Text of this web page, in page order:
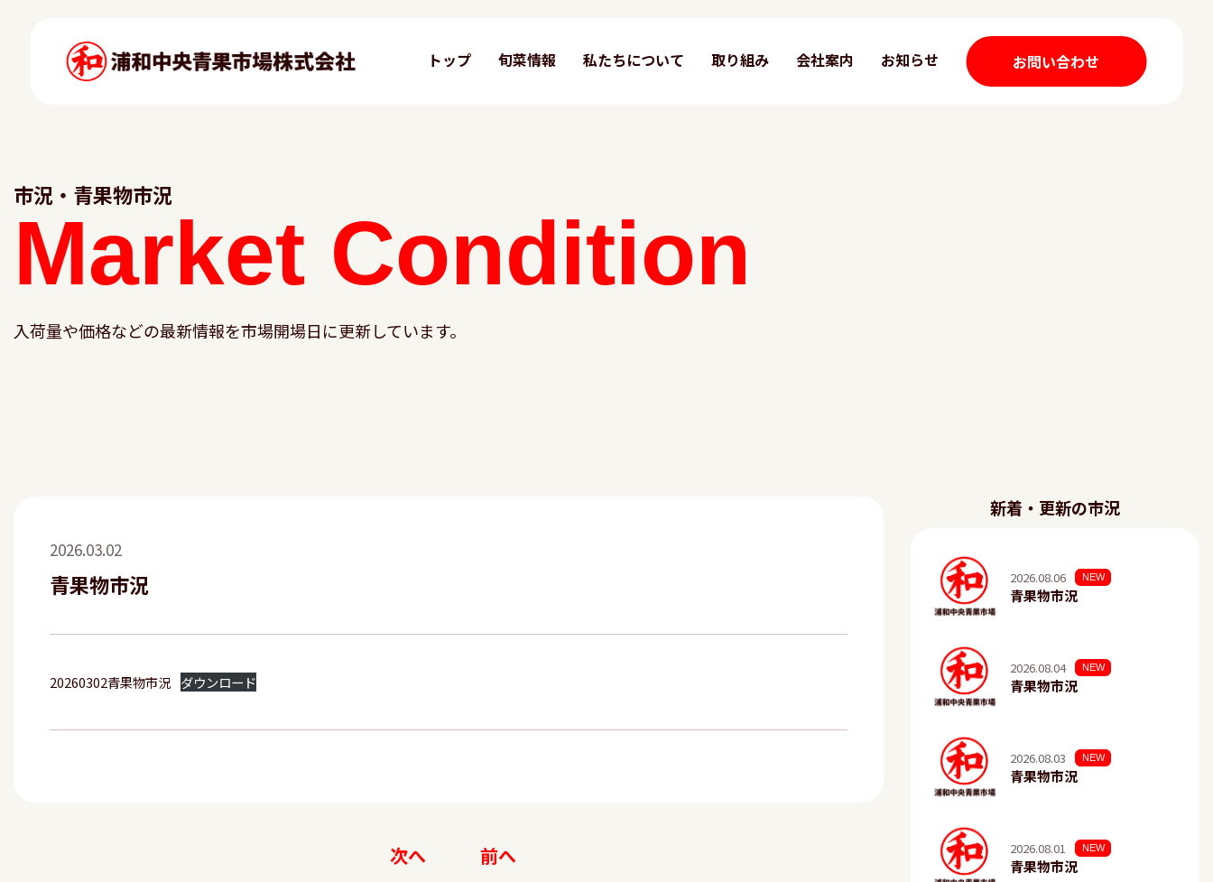
トップ 旬菜情報 私たちについて 取り組み 会社案内 お知らせ お問い合わせ
市況・青果物市況
Market Condition
入荷量や価格などの最新情報を市場開場日に更新しています。
2026.03.02
青果物市況
20260302青果物市況 ダウンロード
前へ
次へ
新着・更新の市況
2026.08.06 NEW
青果物市況
2026.08.04 NEW
青果物市況
2026.08.03 NEW
青果物市況
2026.08.01 NEW
青果物市況